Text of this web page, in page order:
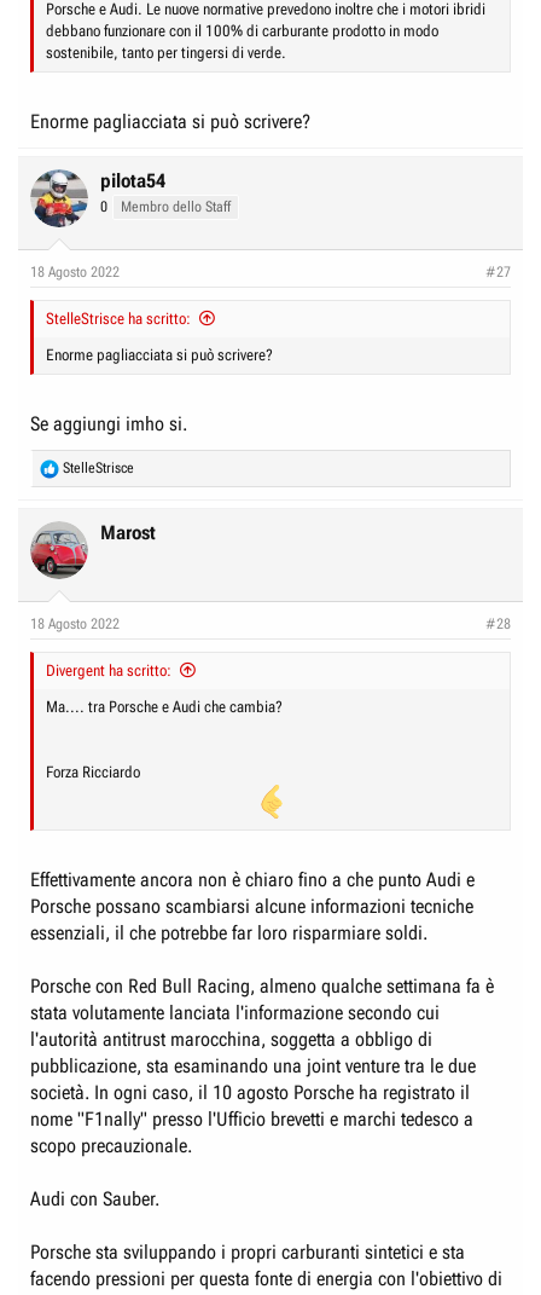
Porsche e Audi. Le nuove normative prevedono inoltre che i motori ibridi
debbano funzionare con il 100% di carburante prodotto in modo
sostenibile, tanto per tingersi di verde.
Enorme pagliacciata si può scrivere?
pilota54
0 Membro dello Staff
18 Agosto 2022 #27
StelleStrisce ha scritto:
Enorme pagliacciata si può scrivere?
Se aggiungi imho si.
R
e
c
t
i
s
StelleStrisce
Marost
18 Agosto 2022 #28
Divergent ha scritto:
Ma.... tra Porsche e Audi che cambia?
Forza Ricciardo
Effettivamente ancora non è chiaro fino a che punto Audi e
Porsche possano scambiarsi alcune informazioni tecniche
essenziali, il che potrebbe far loro risparmiare soldi.
Porsche con Red Bull Racing, almeno qualche settimana fa è
stata volutamente lanciata l'informazione secondo cui
l'autorità antitrust marocchina, soggetta a obbligo di
pubblicazione, sta esaminando una joint venture tra le due
società. In ogni caso, il 10 agosto Porsche ha registrato il
nome "F1nally" presso l'Ufficio brevetti e marchi tedesco a
scopo precauzionale.
Audi con Sauber.
Porsche sta sviluppando i propri carburanti sintetici e sta
facendo pressioni per questa fonte di energia con l'obiettivo di